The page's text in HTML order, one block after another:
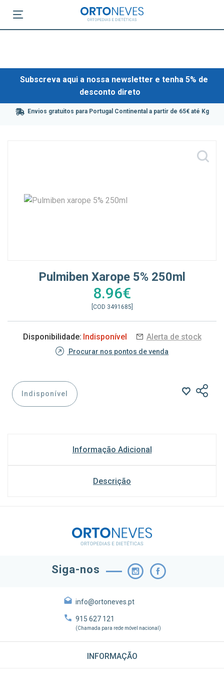
Subscreva aqui a nossa newsletter e tenha 5% de
desconto direto
Envios gratuitos para Portugal Continental a partir de 65€ até Kg
Pulmiben Xarope 5% 250ml
8.96€
[COD 3491685]
Disponibilidade: Indisponível Alerta de stock
Procurar nos pontos de venda
Indisponível
Informação Adicional
Descrição
Siga-nos
info@ortoneves.pt
915 627 121
(Chamada para rede móvel nacional)
INFORMAÇÃO